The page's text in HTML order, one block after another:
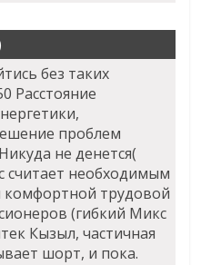
без таких
Расстояние
проблем
не денется(
необходимым
комфортной трудовой
(гибкий Микс
Кызыл, частичная
шорт, и пока.